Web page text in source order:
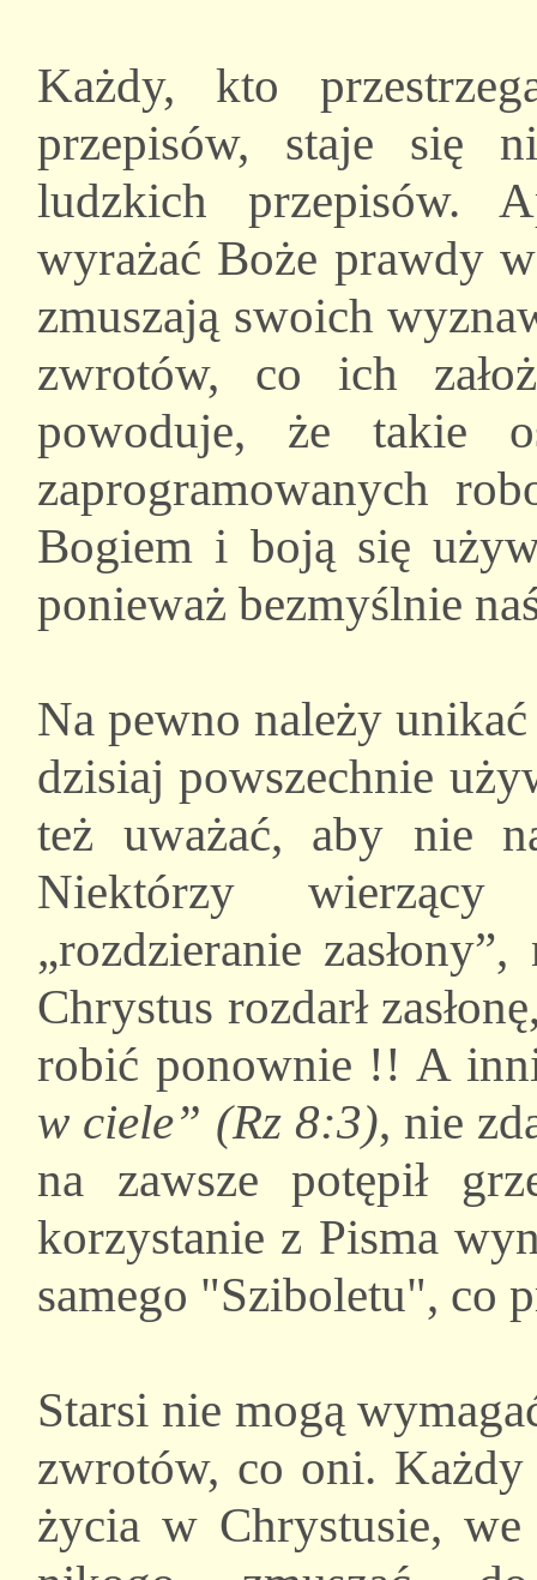
Każdy, kto
przepisów, staje się
ludzkich przepisów.
wyrażać Boże prawdy
zmuszają swoich
zwrotów, co ich
powoduje, że takie
zaprogramowanych
Bogiem i boją się
ponieważ bezmyślnie
Na pewno należy
dzisiaj powszechnie
też uważać, aby nie
Niektórzy
„rozdzieranie
Chrystus rozdarł
robić ponownie !! A
w ciele” (Rz 8:3), nie
na zawsze potępił
korzystanie z Pisma
samego "Sziboletu", co
Starsi nie mogą
zwrotów, co oni.
życia w Chrystusie, we